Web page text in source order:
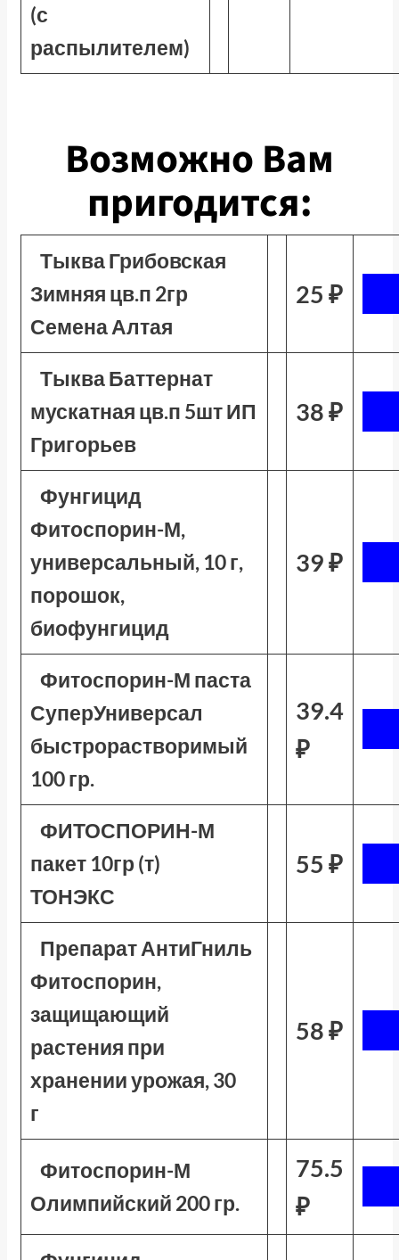
(с
распылителем)
Возможно Вам
пригодится:
Тыква Грибовская
Зимняя цв.п 2гр
Семена Алтая
25 ₽
Тыква Баттернат
мускатная цв.п 5шт ИП
Григорьев
38 ₽
Фунгицид
Фитоспорин-М,
универсальный, 10 г,
порошок,
биофунгицид
39 ₽
Фитоспорин-М паста
СуперУниверсал
быстрорастворимый
100 гр.
39.4
₽
ФИТОСПОРИН-М
пакет 10гр (т)
ТОНЭКС
55 ₽
Препарат АнтиГниль
Фитоспорин,
защищающий
растения при
хранении урожая, 30
г
58 ₽
Фитоспорин-М
Олимпийский 200 гр.
75.5
₽